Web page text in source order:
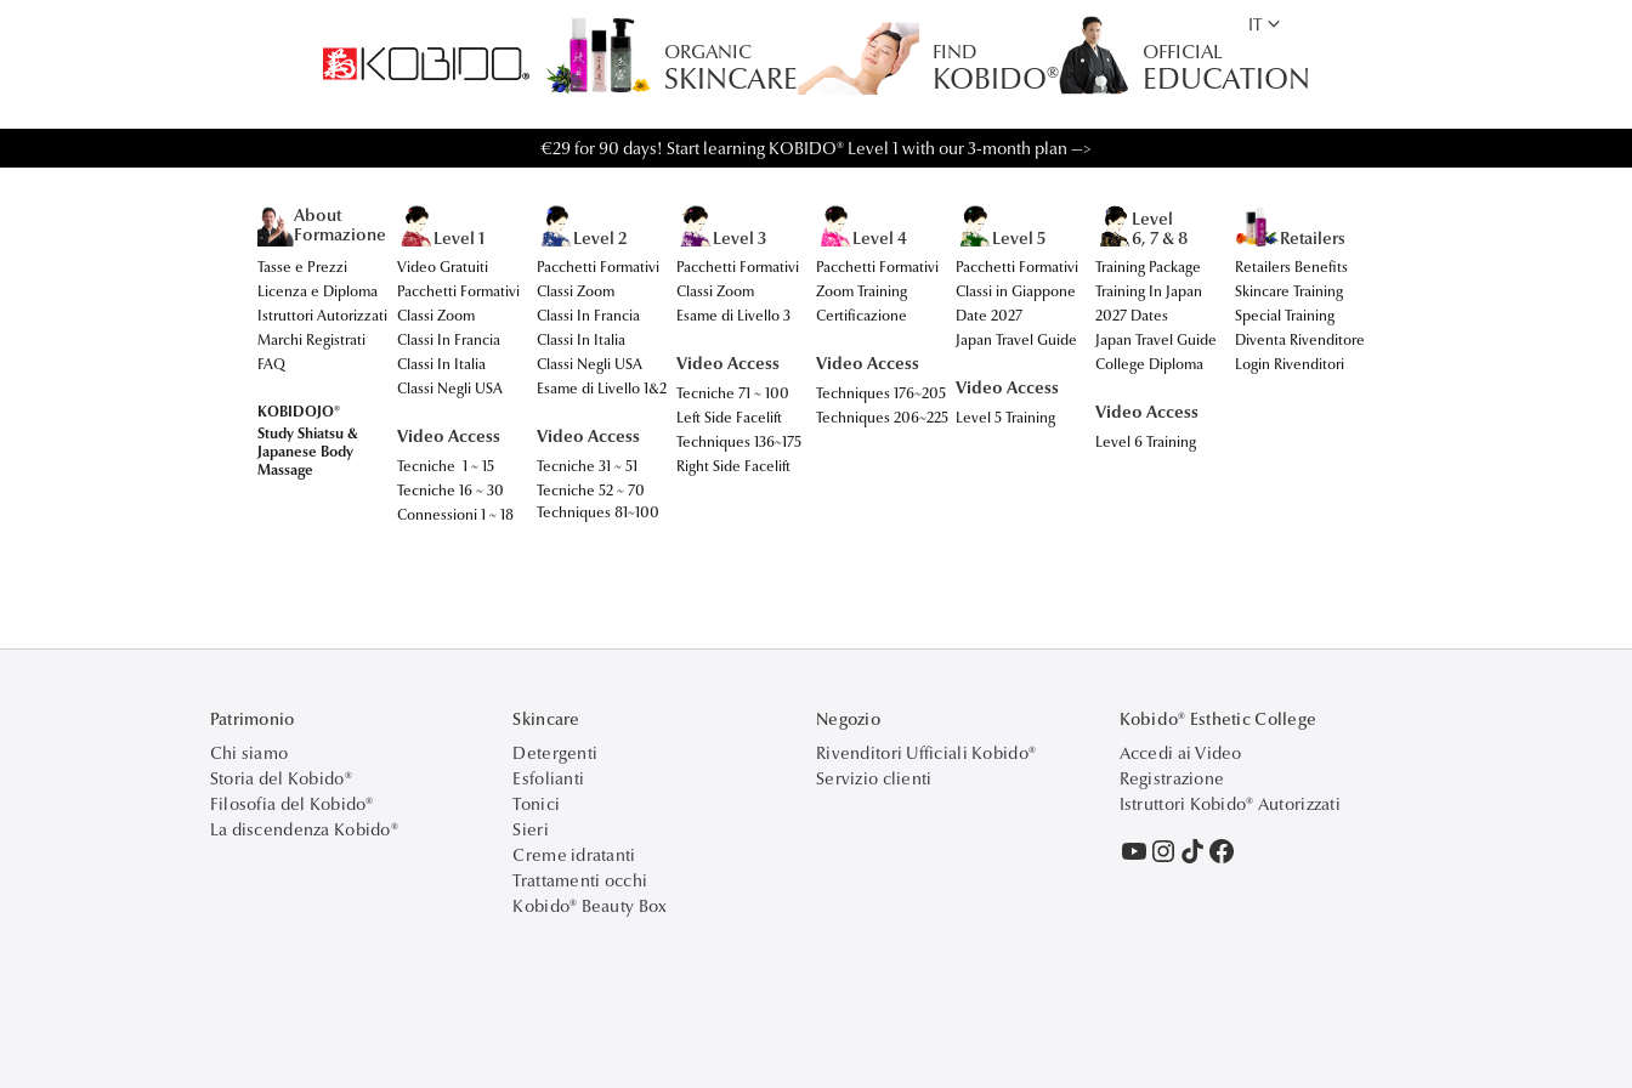
ITkeyboard_arrow_down
ORGANIC
SKINCARE
FIND
KOBIDO®
OFFICIAL
EDUCATION
€29 for 90 days! Start learning KOBIDO® Level 1 with our 3-month plan —>
About
Formazione
Tasse e Prezzi
Licenza e Diploma
Istruttori Autorizzati
Marchi Registrati
FAQ
KOBIDOJO®
Study Shiatsu &
Japanese Body
Massage
Level 1
Video Gratuiti
Pacchetti Formativi
Classi Zoom
Classi In Francia
Classi In Italia
Classi Negli USA
Video Access
Tecniche 1 ~ 15
Tecniche 16 ~ 30
Connessioni 1 ~ 18
Level 2
Pacchetti Formativi
Classi Zoom
Classi In Francia
Classi In Italia
Classi Negli USA
Esame di Livello 1&2
Video Access
Tecniche 31 ~ 51
Tecniche 52 ~ 70
Techniques 81~100
Level 3
Pacchetti Formativi
Classi Zoom
Esame di Livello 3
Video Access
Tecniche 71 ~ 100
Left Side Facelift
Techniques 136~175
Right Side Facelift
Level 4
Pacchetti Formativi
Zoom Training
Certificazione
Video Access
Techniques 176~205
Techniques 206~225
Level 5
Pacchetti Formativi
Classi in Giappone
Date 2027
Japan Travel Guide
Video Access
Level 5 Training
Level
6, 7 & 8
Training Package
Training In Japan
2027 Dates
Japan Travel Guide
College Diploma
Video Access
Level 6 Training
Retailers
Retailers Benefits
Skincare Training
Special Training
Diventa Rivenditore
Login Rivenditori
Patrimonio
Chi siamo
Storia del Kobido®
Filosofia del Kobido®
La discendenza Kobido®
Skincare
Detergenti
Esfolianti
Tonici
Sieri
Creme idratanti
Trattamenti occhi
Kobido® Beauty Box
Negozio
Rivenditori Ufficiali Kobido®
Servizio clienti
Kobido® Esthetic College
Accedi ai Video
Registrazione
Istruttori Kobido® Autorizzati